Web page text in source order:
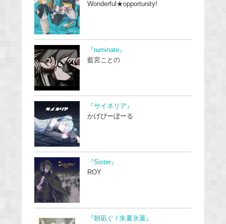
Wonderful★opportunity!
『ruminate』
藍宮ことの
『サイネリア』
かげぴーぼーる
『Sister』
ROY
『朝凪ぐ / 朱夏氷菓』